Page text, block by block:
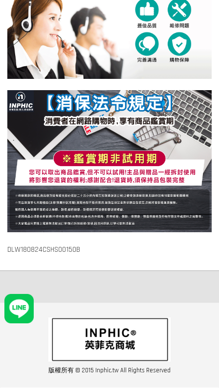
DLW180824CSHS00150B
版權所有 © 2015 Inphic.tw All Rights Reserved